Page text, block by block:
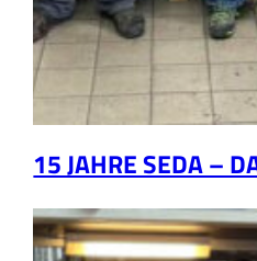
15 JAHRE SEDA –